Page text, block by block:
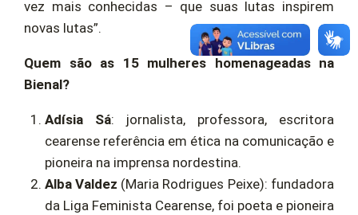
vez mais conhecidas – que suas lutas inspirem
novas lutas”.
Quem são as 15 mulheres homenageadas na
Bienal?
Adísia Sá: jornalista, professora, escritora
cearense referência em ética na comunicação e
pioneira na imprensa nordestina.
Alba Valdez (Maria Rodrigues Peixe): fundadora
da Liga Feminista Cearense, foi poeta e pioneira